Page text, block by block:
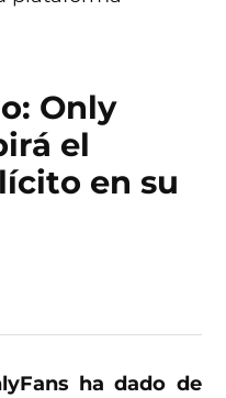
Only
el
en su
ha dado de